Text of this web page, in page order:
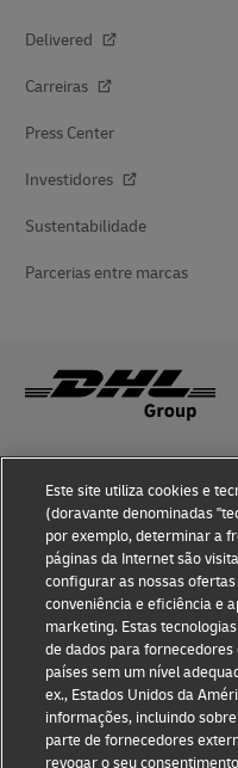
Delivered
Carreiras
Press Center
Investidores
Sustentabilidade
Parcerias entre marcas
Aviso Legal
Termos de Utilização
Aviso de Privacidade
Informações Adicionais
Definições de Cookies
Siga-nos
Este site utiliza cookies e
(doravante denominadas
por exemplo, determinar a
páginas da Internet são
configurar as nossas
conveniência e eficiência e
marketing. Estas
de dados para
países sem um nível
ex., Estados Unidos da
informações, incluindo
parte de fornecedores
revogar o seu